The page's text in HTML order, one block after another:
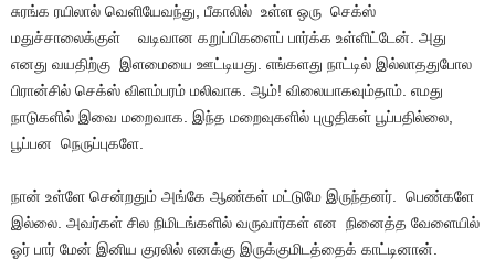
சுரங்க ரயிலால் வெளியேவந்து, பீகாலில் உள்ள ஒரு செக்ஸ்
மதுச்சாலைக்குள் வடிவான கறுப்பிகளைப் பார்க்க உள்ளிட்டேன். அது
எனது வயதிற்கு இளமையை ஊட்டியது. எங்களது நாட்டில் இல்லாததுபோல
பிரான்சில் செக்ஸ் விளம்பரம் மலிவாக. ஆம்! விலையாகவும்தாம். எமது
நாடுகளில் இவை மறைவாக. இந்த மறைவுகளில் புழுதிகள் பூப்பதில்லை,
பூப்பன நெருப்புகளே.
நான் உள்ளே சென்றதும் அங்கே ஆண்கள் மட்டுமே இருந்தனர். பெண்களே
இல்லை. அவர்கள் சில நிமிடங்களில் வருவார்கள் என நினைத்த வேளையில்
ஓர் பார் மேன் இனிய குரலில் எனக்கு இருக்குமிடத்தைக் காட்டினான்.